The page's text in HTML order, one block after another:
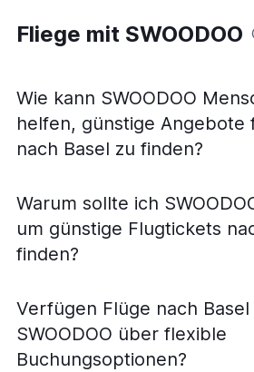
Flüge von Antalya nach Basel
Fliege mit SWOODOO
Wie kann SWOODOO
helfen, günstige Angebote
nach Basel zu finden?
Warum sollte ich
um günstige Flugtickets
finden?
Verfügen Flüge nach
SWOODOO über flexible
Buchungsoptionen?